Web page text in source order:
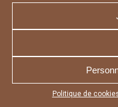
Politique de
Appuyez sur le bouton